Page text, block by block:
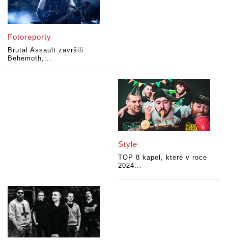
Fotoreporty
Brutal Assault završili
Behemoth,...
Style
TOP 8 kapel, které v roce
2024...